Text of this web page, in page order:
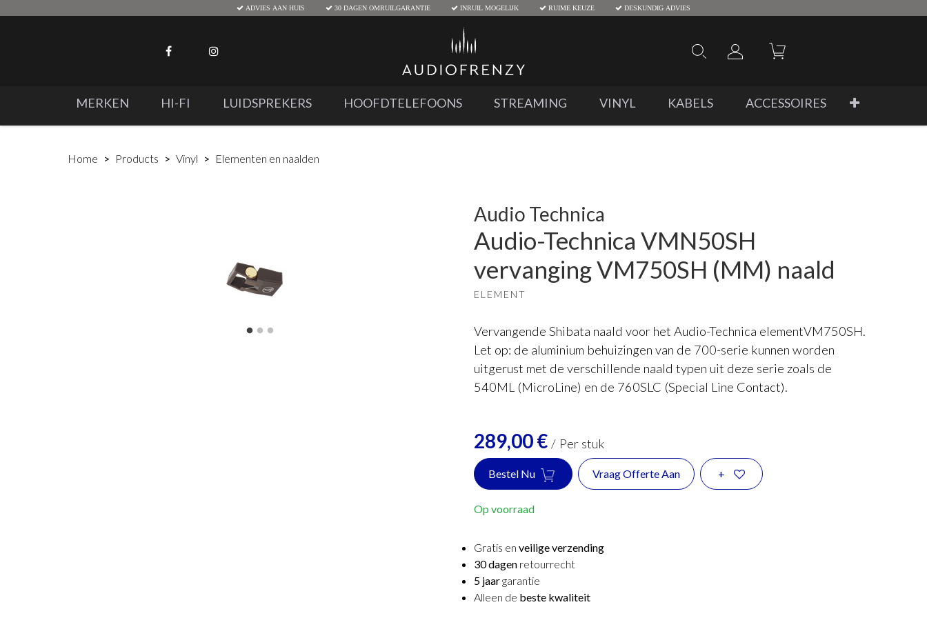
ADVIES AAN HUIS 30 DAGEN OMRUILGARANTIE INRUIL MOGELIJK RUIME KEUZE DESKUNDIG ADVIES
MERKEN HI-FI LUIDSPREKERS HOOFDTELEFOONS STREAMING VINYL KABELS ACCESSOIRES
Home Products Vinyl Elementen en naalden
Audio Technica
Audio-Technica VMN50SH
vervanging VM750SH (MM) naald
ELEMENT
Vervangende Shibata naald voor het Audio-Technica elementVM750SH.
Let op: de aluminium behuizingen van de 700-serie kunnen worden
uitgerust met de verschillende naald typen uit deze serie zoals de
540ML (MicroLine) en de 760SLC (Special Line Contact).
289,00€ / Per stuk
Bestel Nu Vraag Offerte Aan +
Op voorraad
Gratis en veilige verzending
30 dagen retourrecht
5 jaargarantie
Alleen de beste kwaliteit